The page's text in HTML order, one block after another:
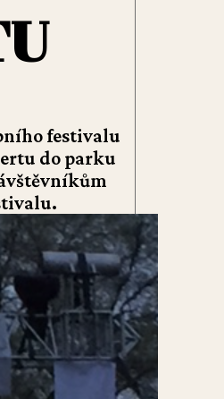
festivalu
do parku